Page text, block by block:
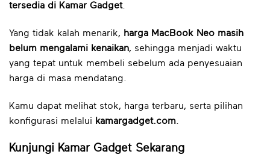
tersedia di Kamar Gadget.
Yang tidak kalah menarik, harga MacBook Neo masih
belum mengalami kenaikan, sehingga menjadi waktu
yang tepat untuk membeli sebelum ada penyesuaian
harga di masa mendatang.
Kamu dapat melihat stok, harga terbaru, serta pilihan
konfigurasi melalui kamargadget.com
Kunjungi Kamar Gadget Sekarang